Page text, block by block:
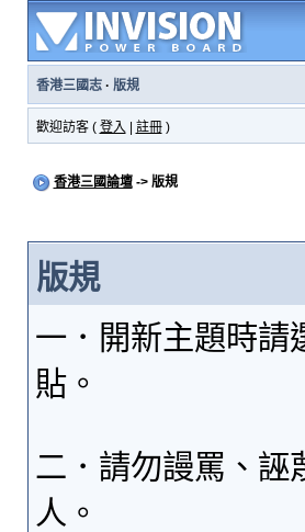
香港三國志· 版規
歡迎訪客 ( 登入 註冊)
香港三國論壇-> 版規
版規
一．開新主題時請
貼。
二．請勿謾罵、誣
人。